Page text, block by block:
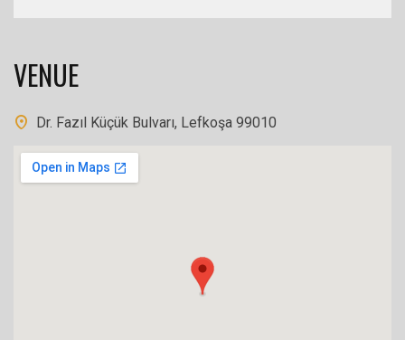
VENUE
Dr. Fazıl Küçük Bulvarı, Lefkoşa 99010